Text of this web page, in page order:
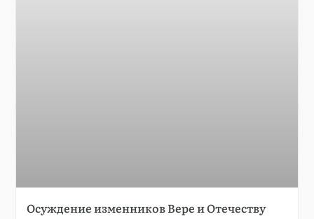
Осуждение изменников Вере и Отечеству